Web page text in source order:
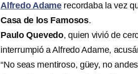
Alfredo Adame recordaba la vez
Casa de los Famosos.
Paulo Quevedo, quien vivió de
interrumpió a Alfredo Adame,
“No seas mentiroso, güey, no